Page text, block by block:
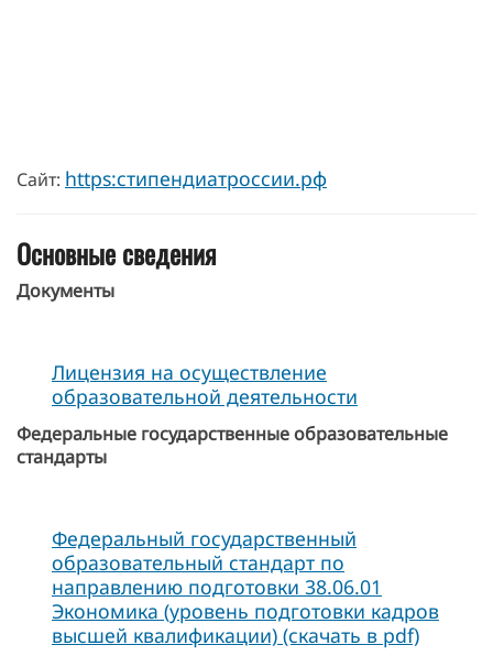
Сайт: https:стипендиатроссии.рф
Основные сведения
Документы
Лицензия на осуществление
образовательной деятельности
Федеральные государственные образовательные
стандарты
Федеральный государственный
образовательный стандарт по
направлению подготовки 38.06.01
Экономика (уровень подготовки кадров
высшей квалификации) (скачать в pdf)